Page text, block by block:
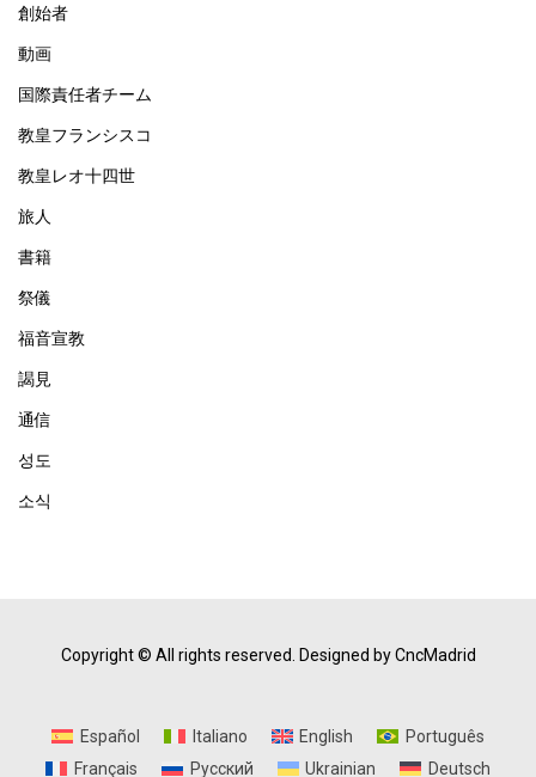
創始者
動画
国際責任者チーム
教皇フランシスコ
教皇レオ十四世
旅人
書籍
祭儀
福音宣教
謁見
通信
성도
소식
Copyright © All rights reserved. Designed by CncMadrid
Español Italiano English
Português
Français
Русский Ukrainian Deutsch